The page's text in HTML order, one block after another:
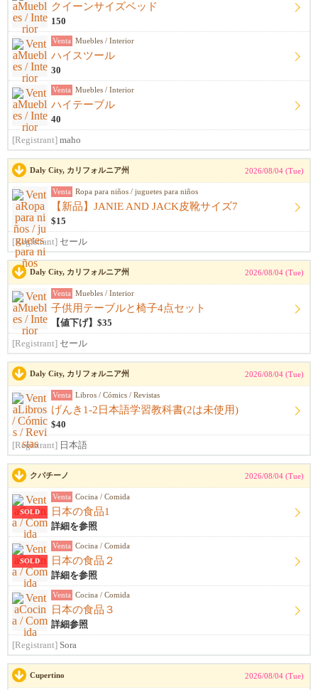
クイーンサイズベッド
150
Venta Muebles / Interior
ハイスツール
30
Venta Muebles / Interior
ハイテーブル
40
[Registrant] maho
Daly City, カリフォルニア州 2026/08/04 (Tue)
Venta Ropa para niños / juguetes para niños
【新品】JANIE AND JACK皮靴サイズ7
$15
[Registrant] セール
Daly City, カリフォルニア州 2026/08/04 (Tue)
Venta Muebles / Interior
子供用テーブルと椅子4点セット
【値下げ】$35
[Registrant] セール
Daly City, カリフォルニア州 2026/08/04 (Tue)
Venta Libros / Cómics / Revistas
げんき1-2日本語学習教科書(2は未使用)
$40
[Registrant] 日本語
クパチーノ 2026/08/04 (Tue)
SOLD
Venta Cocina / Comida
日本の食品1
詳細を参照
SOLD
Venta Cocina / Comida
日本の食品２
詳細を参照
Venta Cocina / Comida
日本の食品３
詳細参照
[Registrant] Sora
Cupertino 2026/08/04 (Tue)